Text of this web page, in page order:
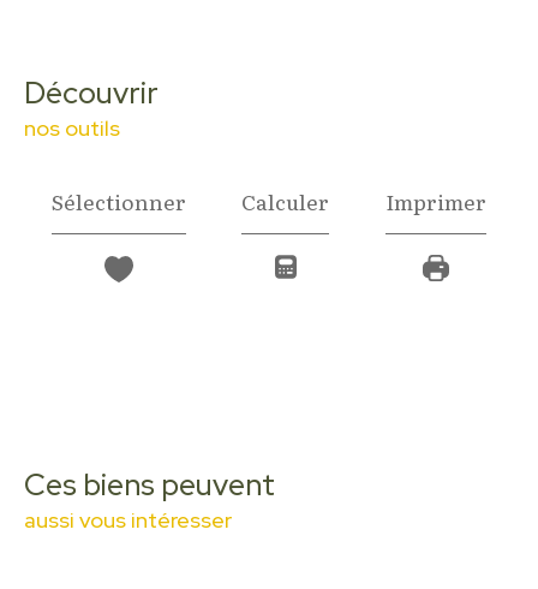
découvrir
nos outils
Sélectionner Calculer Imprimer
Ces biens peuvent
aussi vous intéresser